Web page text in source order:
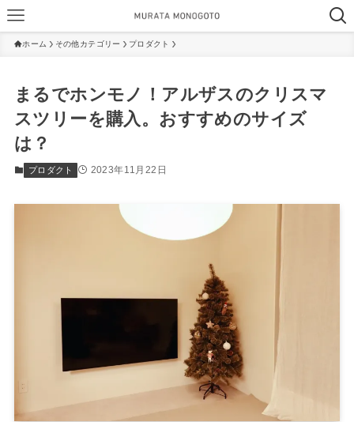
ホーム その他カテゴリー プロダクト
まるでホンモノ！アルザスのクリスマ
スツリーを購入。おすすめのサイズ
は？
プロダクト 2023年11月22日